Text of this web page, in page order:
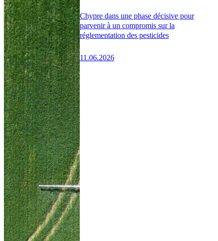
Chypre dans une phase décisive pour
parvenir à un compromis sur la
réglementation des pesticides
11.06.2026